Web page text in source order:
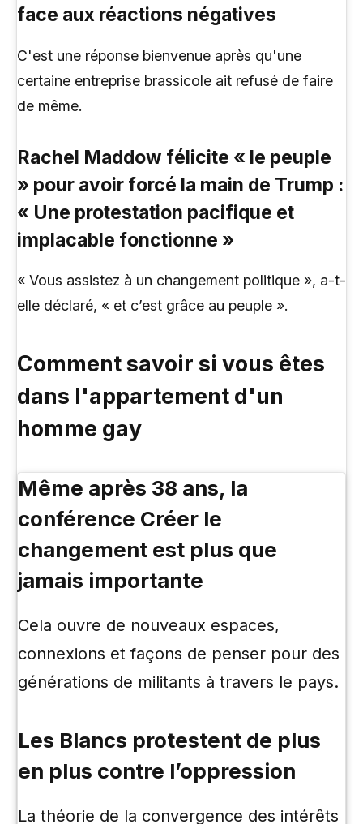
face aux réactions négatives
C'est une réponse bienvenue après qu'une
certaine entreprise brassicole ait refusé de faire
de même.
Rachel Maddow félicite « le peuple
» pour avoir forcé la main de Trump :
« Une protestation pacifique et
implacable fonctionne »
« Vous assistez à un changement politique », a-t-
elle déclaré, « et c’est grâce au peuple ».
Comment savoir si vous êtes
dans l'appartement d'un
homme gay
Même après 38 ans, la
conférence Créer le
changement est plus que
jamais importante
Cela ouvre de nouveaux espaces,
connexions et façons de penser pour des
générations de militants à travers le pays.
Les Blancs protestent de plus
en plus contre l’oppression
La théorie de la convergence des intérêts